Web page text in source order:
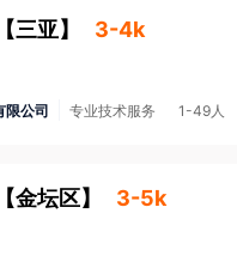
【三亚】 3-4k
限公司 专业技术服务 1-49人
【金坛区】 3-5k